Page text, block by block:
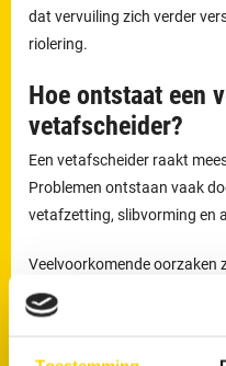
dat vervuiling zich verder
riolering.
Hoe ontstaat een
vetafscheider?
Een vetafscheider raakt
Problemen ontstaan vaak
vetafzetting, slibvorming en
Veelvoorkomende oorzaken